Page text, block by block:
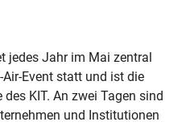
jedes Jahr im Mai zentral
Event statt und ist die
KIT. An zwei Tagen sind
und Institutionen